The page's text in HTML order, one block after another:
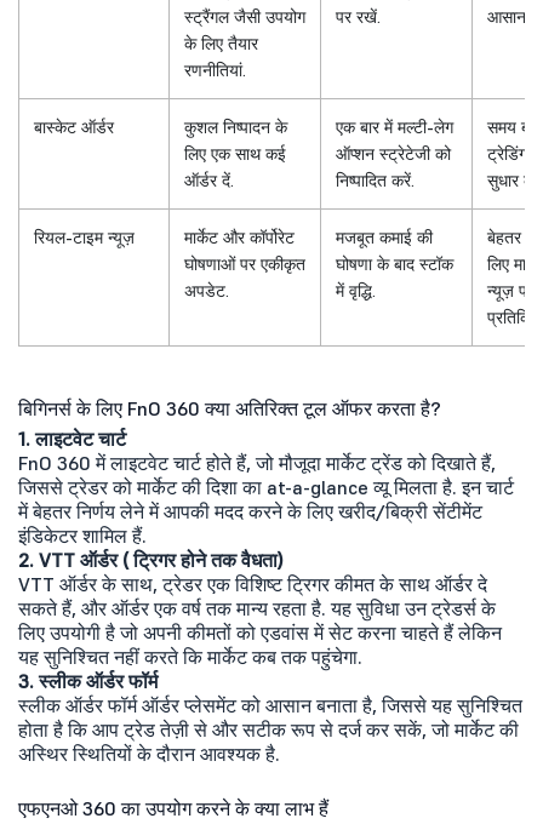
स्ट्रैंगल जैसी उपयोग
के लिए तैयार
रणनीतियां.
पर रखें.
आसान
बास्केट ऑर्डर
कुशल निष्पादन के
लिए एक साथ कई
ऑर्डर दें.
एक बार में मल्टी-लेग
ऑप्शन स्ट्रेटेजी को
निष्पादित करें.
समय
ट्रेडिंग
सुधार
रियल-टाइम न्यूज़
मार्केट और कॉर्पोरेट
घोषणाओं पर एकीकृत
अपडेट.
मजबूत कमाई की
घोषणा के बाद स्टॉक
में वृद्धि.
बेहतर
लिए
न्यूज़ पर
बिगिनर्स के लिए FnO 360 क्या अतिरिक्त टूल ऑफर करता है?
1. लाइटवेट चार्ट
FnO 360 में लाइटवेट चार्ट होते हैं, जो मौजूदा मार्केट ट्रेंड को दिखाते हैं,
जिससे ट्रेडर को मार्केट की दिशा का at-a-glance व्यू मिलता है. इन चार्ट
में बेहतर निर्णय लेने में आपकी मदद करने के लिए खरीद/बिक्री सेंटीमेंट
इंडिकेटर शामिल हैं.
2. VTT ऑर्डर ( ट्रिगर होने तक वैधता)
VTT ऑर्डर के साथ, ट्रेडर एक विशिष्ट ट्रिगर कीमत के साथ ऑर्डर दे
सकते हैं, और ऑर्डर एक वर्ष तक मान्य रहता है. यह सुविधा उन ट्रेडर्स के
लिए उपयोगी है जो अपनी कीमतों को एडवांस में सेट करना चाहते हैं लेकिन
यह सुनिश्चित नहीं करते कि मार्केट कब तक पहुंचेगा.
3. स्लीक ऑर्डर फॉर्म
स्लीक ऑर्डर फॉर्म ऑर्डर प्लेसमेंट को आसान बनाता है, जिससे यह सुनिश्चित
होता है कि आप ट्रेड तेज़ी से और सटीक रूप से दर्ज कर सकें, जो मार्केट की
अस्थिर स्थितियों के दौरान आवश्यक है.
एफएनओ 360 का उपयोग करने के क्या लाभ हैं